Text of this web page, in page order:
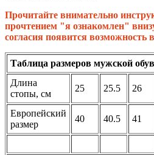
Прочитайте внимательно
прочтением "я ознакомлен"
согласия появится возможность
Таблица размеров мужской
Длина
стопы, см
25 25.5 26
Европейский
размер
40 40.5 41